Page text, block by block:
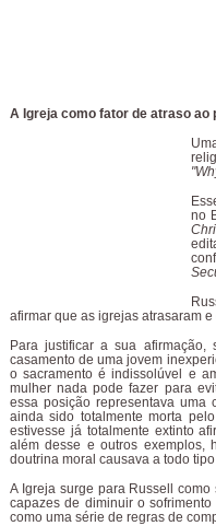
A Igreja como fator de atraso ao
no
afirmar que as igrejas atrasaram
Para justificar a sua
casamento de uma jovem
o sacramento é indissolúvel e
mulher nada pode fazer para
essa posição representava uma
ainda sido totalmente morta
estivesse já totalmente extinto
além desse e outros exemplos,
doutrina moral causava a todo
A Igreja surge para Russell
capazes de diminuir o
como uma série de regras de